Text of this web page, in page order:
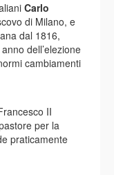
Carlo
di Milano, e
dal 1816,
dell’elezione
cambiamenti
II
per la
praticamente